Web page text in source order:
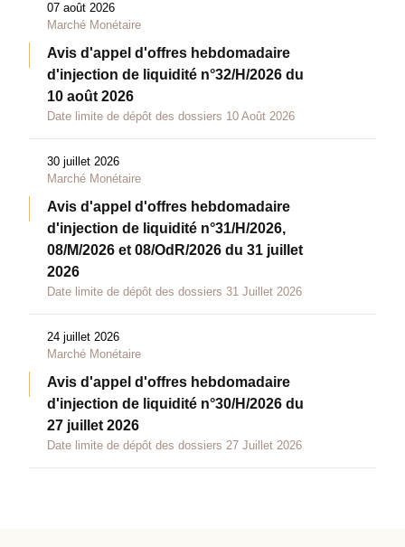
07 août 2026
Marché Monétaire
Avis d'appel d'offres hebdomadaire
d'injection de liquidité n°32/H/2026 du
10 août 2026
Date limite de dépôt des dossiers 10 Août 2026
30 juillet 2026
Marché Monétaire
Avis d'appel d'offres hebdomadaire
d'injection de liquidité n°31/H/2026,
08/M/2026 et 08/OdR/2026 du 31 juillet
2026
Date limite de dépôt des dossiers 31 Juillet 2026
24 juillet 2026
Marché Monétaire
Avis d'appel d'offres hebdomadaire
d'injection de liquidité n°30/H/2026 du
27 juillet 2026
Date limite de dépôt des dossiers 27 Juillet 2026